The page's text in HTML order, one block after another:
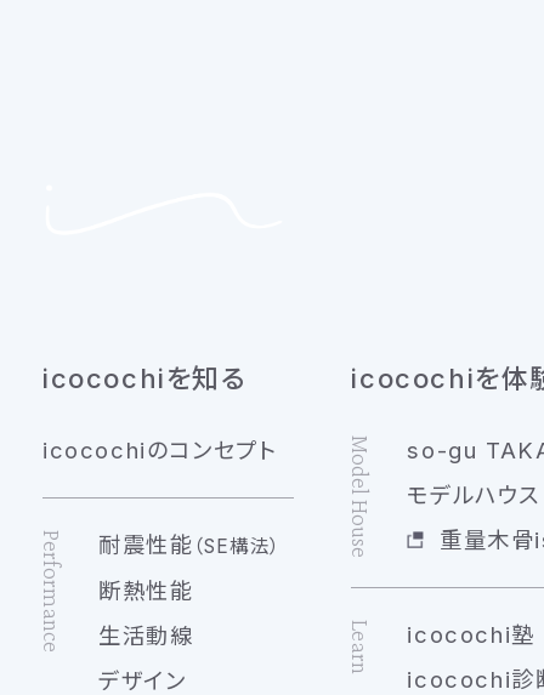
icocochiを知る
icocochiのコンセプト
Performance 耐震性能 （SE構法）
断熱性能
生活動線
デザイン
icocochiを体
Model House
so-gu
モデルハウ
重量木
Learn
icocochi塾
icocochi診